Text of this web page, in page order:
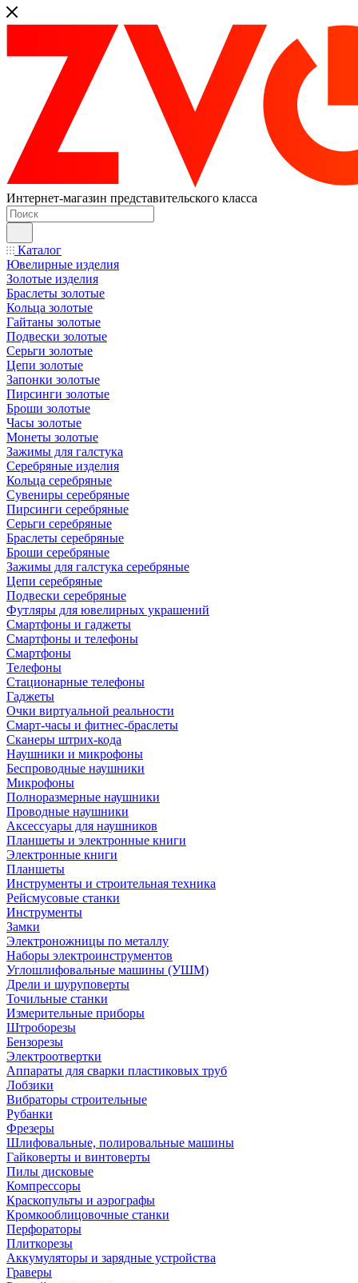
Интернет-магазин представительского класса
Каталог
Ювелирные изделия
Золотые изделия
Браслеты золотые
Кольца золотые
Гайтаны золотые
Подвески золотые
Серьги золотые
Цепи золотые
Запонки золотые
Пирсинги золотые
Броши золотые
Часы золотые
Монеты золотые
Зажимы для галстука
Серебряные изделия
Кольца серебряные
Сувениры серебряные
Пирсинги серебряные
Серьги серебряные
Браслеты серебряные
Броши серебряные
Зажимы для галстука серебряные
Цепи серебряные
Подвески серебряные
Футляры для ювелирных украшений
Смартфоны и гаджеты
Смартфоны и телефоны
Смартфоны
Телефоны
Стационарные телефоны
Гаджеты
Очки виртуальной реальности
Смарт-часы и фитнес-браслеты
Сканеры штрих-кода
Наушники и микрофоны
Беспроводные наушники
Микрофоны
Полноразмерные наушники
Проводные наушники
Аксессуары для наушников
Планшеты и электронные книги
Электронные книги
Планшеты
Инструменты и строительная техника
Рейсмусовые станки
Инструменты
Замки
Электроножницы по металлу
Наборы электроинструментов
Углошлифовальные машины (УШМ)
Дрели и шуруповерты
Точильные станки
Измерительные приборы
Штроборезы
Бензорезы
Электроотвертки
Аппараты для сварки пластиковых труб
Лобзики
Вибраторы строительные
Рубанки
Фрезеры
Шлифовальные, полировальные машины
Гайковерты и винтоверты
Пилы дисковые
Компрессоры
Краскопульты и аэрографы
Кромкооблицовочные станки
Перфораторы
Плиткорезы
Аккумуляторы и зарядные устройства
Граверы